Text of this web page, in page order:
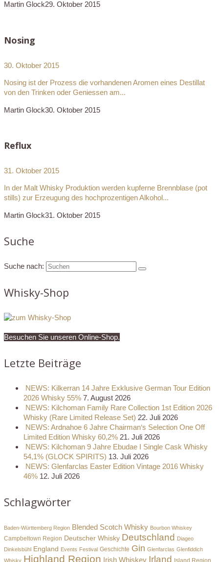
Martin Glock29. Oktober 2015
Nosing
30. Oktober 2015
Nosing ist der Prozess die vorhandenen Aromen eines Destillat
von den Trinken oder Geniessen am...
Martin Glock30. Oktober 2015
Reflux
31. Oktober 2015
In der Malt Whisky Produktion werden kupferne Brennblase (pot
stills) zur Erzeugung des hochprozentigen Alkohol...
Martin Glock31. Oktober 2015
Suche
Suche nach:
Whisky-Shop
Besuchen Sie unseren Online-Shop.
Letzte Beiträge
NEWS: Kilkerran 14 Jahre Exklusive German Tour Edition
2026 Whisky 55% 7. August 2026
NEWS: Kilchoman Family Rare Collection 1st Edition 2026
Whisky (Rare Limited Release Set) 22. Juli 2026
NEWS: Ardnahoe 6 Jahre Chairman‘s Selection One Off
Limited Edition Whisky 60,2% 21. Juli 2026
NEWS: Kilchoman 9 Jahre Ebudae I Single Cask Whisky
54,1% (GLOCK SPIRITS) 13. Juli 2026
NEWS: Glenfarclas Easter Edition Vintage 2016 Whisky
46% 12. Juli 2026
Schlagwörter
Baden-Württemberg Region Blended Scotch Whisky Bourbon Whiskey
Campbeltown Region Deutscher Whisky Deutschland Diageo
Dinkelsbühl England Events Festival Geschichte Gin Glenfarclas Glenfiddich
Whisky Highland Region Irish Whiskey Irland Island Region